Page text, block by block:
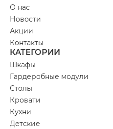
О нас
Новости
Акции
Контакты
КАТЕГОРИИ
Шкафы
Гардеробные модули
Столы
Кровати
Кухни
Детские